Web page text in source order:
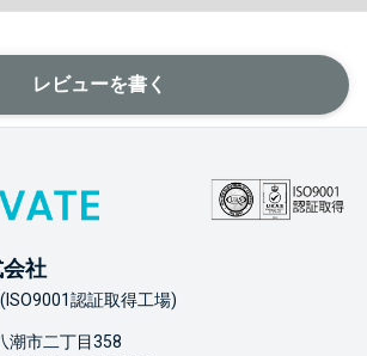
レビューを書く
会社
認証取得工場)
潮市二丁目358